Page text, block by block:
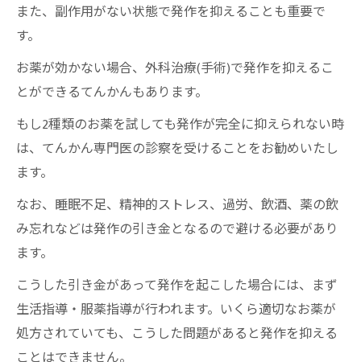
また、副作用がない状態で発作を抑えることも重要で
す。
お薬が効かない場合、外科治療(手術)で発作を抑えるこ
とができるてんかんもあります。
もし2種類のお薬を試しても発作が完全に抑えられない時
は、てんかん専門医の診察を受けることをお勧めいたし
ます。
なお、睡眠不足、精神的ストレス、過労、飲酒、薬の飲
み忘れなどは発作の引き金となるので避ける必要があり
ます。
こうした引き金があって発作を起こした場合には、まず
生活指導・服薬指導が行われます。いくら適切なお薬が
処方されていても、こうした問題があると発作を抑える